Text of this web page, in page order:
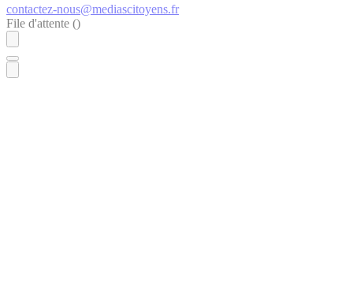
contactez-nous@mediascitoyens.fr
File d'attente ()